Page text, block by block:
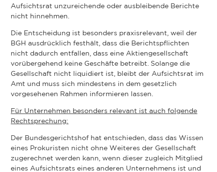
Aufsichtsrat unzureichende oder ausbleibende Berichte
nicht hinnehmen.
Die Entscheidung ist besonders praxisrelevant, weil der
BGH ausdrücklich festhält, dass die Berichtspflichten
nicht dadurch entfallen, dass eine Aktiengesellschaft
vorübergehend keine Geschäfte betreibt. Solange die
Gesellschaft nicht liquidiert ist, bleibt der Aufsichtsrat im
Amt und muss sich mindestens in dem gesetzlich
vorgesehenen Rahmen informieren lassen.
Für Unternehmen besonders relevant ist auch folgende
Rechtsprechung:
Der Bundesgerichtshof hat entschieden, dass das Wissen
eines Prokuristen nicht ohne Weiteres der Gesellschaft
zugerechnet werden kann, wenn dieser zugleich Mitglied
eines Aufsichtsrats eines anderen Unternehmens ist und